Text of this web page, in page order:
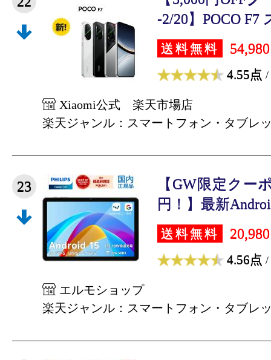
-2/20】POCO F7
送料無料
4.55点 /
Xiaomi公式 楽天市場店
楽天ジャンル：スマートフォン・タブレ
23
【GW限定クー
円！】最新
送料無料
4.56点 /
エルモショップ
楽天ジャンル：スマートフォン・タブレ